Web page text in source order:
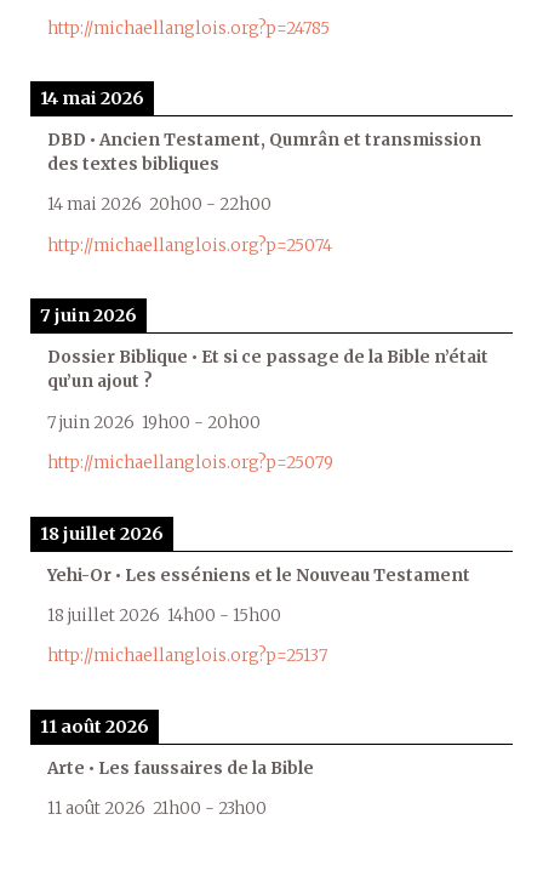
http://michaellanglois.org?p=24785
14 mai 2026
DBD • Ancien Testament, Qumrân et transmission
des textes bibliques
14 mai 2026 20h00 - 22h00
http://michaellanglois.org?p=25074
7 juin 2026
Dossier Biblique • Et si ce passage de la Bible n’était
qu’un ajout ?
7 juin 2026 19h00 - 20h00
http://michaellanglois.org?p=25079
18 juillet 2026
Yehi-Or • Les esséniens et le Nouveau Testament
18 juillet 2026 14h00 - 15h00
http://michaellanglois.org?p=25137
11 août 2026
Arte • Les faussaires de la Bible
11 août 2026 21h00 - 23h00